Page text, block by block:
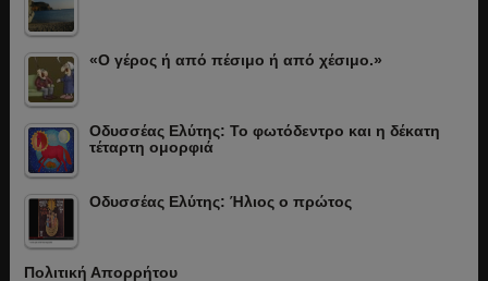
«Ο γέρος ή από πέσιμο ή από χέσιμο.»
Οδυσσέας Ελύτης: Το φωτόδεντρο και η δέκατη
τέταρτη ομορφιά
Οδυσσέας Ελύτης: Ήλιος ο πρώτος
Πολιτική Απορρήτου